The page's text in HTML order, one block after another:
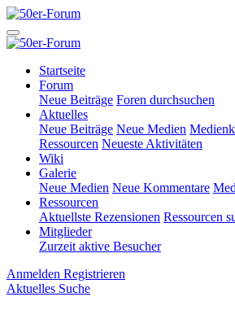
Startseite
Forum
Neue Beiträge Foren durchsuchen
Aktuelles
Neue Beiträge Neue Medien
Ressourcen Neueste Aktivitäten
Wiki
Galerie
Neue Medien Neue Kommentare
Ressourcen
Aktuellste Rezensionen Ressourcen
Mitglieder
Zurzeit aktive Besucher
Anmelden Registrieren
Aktuelles Suche